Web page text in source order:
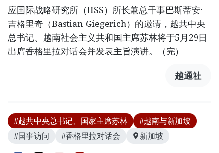
应国际战略研究所（IISS）所长兼总干事巴斯蒂安·
吉格里奇（Bastian Giegerich）的邀请，越共中央
总书记、越南社会主义共和国主席苏林将于5月29日
出席香格里拉对话会并发表主旨演讲。（完）
越通社
#越共中央总书记、国家主席苏林
#越南与新加坡
#国事访问
#香格里拉对话会 新加坡